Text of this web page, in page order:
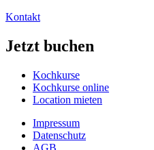
Kontakt
Jetzt buchen
Kochkurse
Kochkurse online
Location mieten
Impressum
Datenschutz
AGB